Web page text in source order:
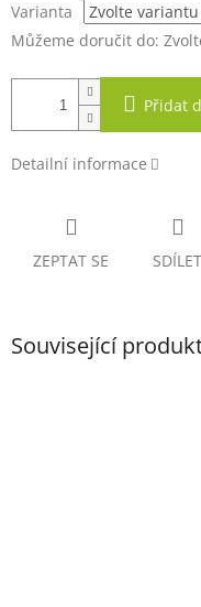
Varianta
Můžeme doručit do:
Přidat
Detailní informace
ZEPTAT SE SDÍLET
Související